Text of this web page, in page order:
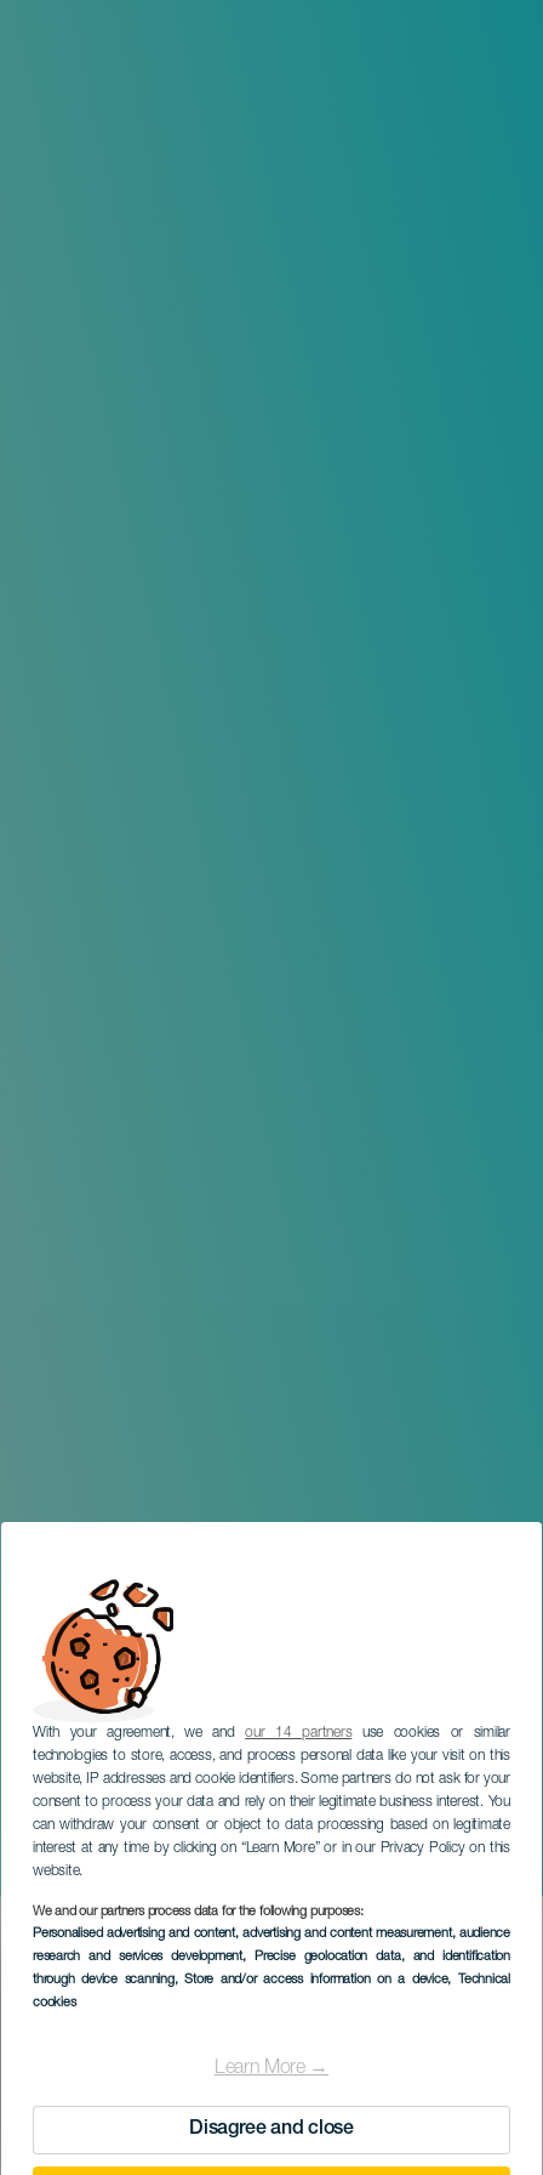
With your agreement, we andour 14 partnersuse cookies or similar
technologies to store, access, and process personal data like your visit on this
website, IP addresses and cookie identifiers. Some partners do not ask for your
consent to process your data and rely on their legitimate business interest. You
can withdraw your consent or object to data processing based on legitimate
interest at any time by clicking on “Learn More” or in our Privacy Policy on this
website.
We and our partners process data for the following purposes:
Personalised advertising and content, advertising and content measurement, audience
research and services development, Precise geolocation data, and identification
through device scanning, Store and/or access information on a device, Technical
cookies
Learn More →
Disagree and close
Samla latinamerikanska
segelbåtar
LA GRACIOSA
Imagen
Listado